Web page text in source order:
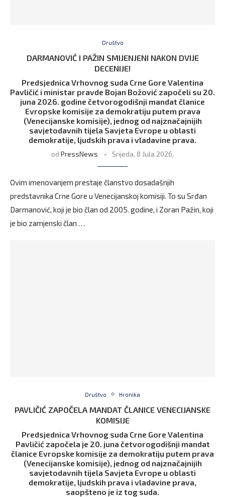
Društvo
DARMANOVIĆ I PAŽIN SMIJENJENI NAKON DVIJE
DECENIJE!
Predsjednica Vrhovnog suda Crne Gore Valentina
Pavličić i ministar pravde Bojan Božović započeli su 20.
juna 2026. godine četvorogodišnji mandat članice
Evropske komisije za demokratiju putem prava
(Venecijanske komisije), jednog od najznačajnijih
savjetodavnih tijela Savjeta Evrope u oblasti
demokratije, ljudskih prava i vladavine prava.
od PressNews Srijeda, 8 Jula 2026,
Ovim imenovanjem prestaje članstvo dosadašnjih
predstavnika Crne Gore u Venecijanskoj komisiji. To su Srđan
Darmanović, koji je bio član od 2005. godine, i Zoran Pažin, koji
je bio zamjenski član …
Društvo Hronika
PAVLIČIĆ ZAPOČELA MANDAT ČLANICE VENECIJANSKE
KOMISIJE
Predsjednica Vrhovnog suda Crne Gore Valentina
Pavličić započela je 20. juna četvorogodišnji mandat
članice Evropske komisije za demokratiju putem prava
(Venecijanske komisije), jednog od najznačajnijih
savjetodavnih tijela Savjeta Evrope u oblasti
demokratije, ljudskih prava i vladavine prava,
saopšteno je iz tog suda.